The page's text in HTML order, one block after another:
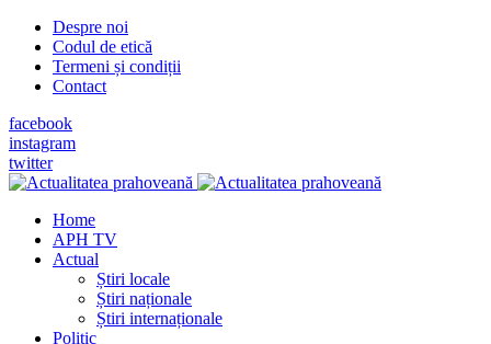
Despre noi
Codul de etică
Termeni și condiții
Contact
facebook
instagram
twitter
Home
APH TV
Actual
Știri locale
Știri naționale
Știri internaționale
Politic